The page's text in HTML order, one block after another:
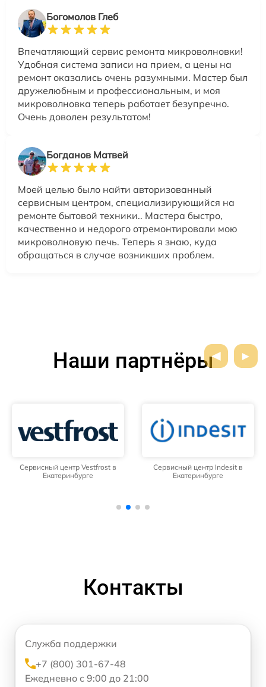
Богомолов Глеб
Впечатляющий сервис ремонта микроволновки!
Удобная система записи на прием, а цены на
ремонт оказались очень разумными. Мастер был
дружелюбным и профессиональным, и моя
микроволновка теперь работает безупречно.
Очень доволен результатом!
Богданов Матвей
Моей целью было найти авторизованный
сервисным центром, специализирующийся на
ремонте бытовой техники.. Мастера быстро,
качественно и недорого отремонтировали мою
микроволновую печь. Теперь я знаю, куда
обращаться в случае возникших проблем.
Наши партнёры
Сервисный центр Vestfrost в
Екатеринбурге
Сервисный центр Indesit в
Екатеринбурге
Контакты
Служба поддержки
+7 (800) 301-67-48
Ежедневно с 9:00 до 21:00